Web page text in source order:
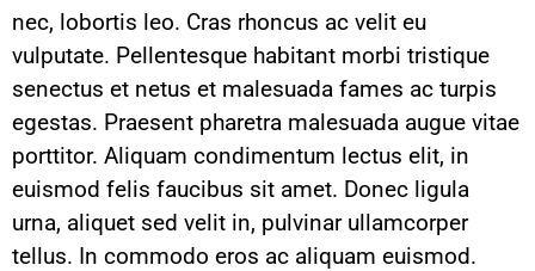
nec, lobortis leo. Cras rhoncus ac velit eu
vulputate. Pellentesque habitant morbi tristique
senectus et netus et malesuada fames ac turpis
egestas. Praesent pharetra malesuada augue vitae
porttitor. Aliquam condimentum lectus elit, in
euismod felis faucibus sit amet. Donec ligula
urna, aliquet sed velit in, pulvinar ullamcorper
tellus. In commodo eros ac aliquam euismod.